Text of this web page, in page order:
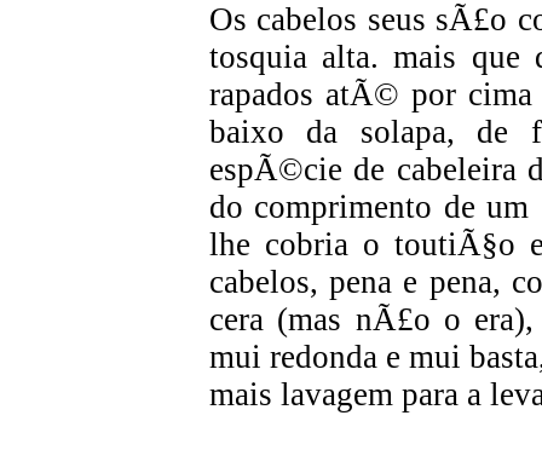
Os cabelos seus sÃ£o
tosquia alta. mais que
rapados atÃ© por
baixo da solapa, de
espÃ©cie de cabeleira
do comprimento de
lhe cobria o toutiÃ§o
cabelos, pena e pena,
cera (mas nÃ£o o
mui redonda e mui
mais lavagem para a